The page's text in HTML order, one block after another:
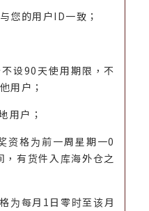
您的用户ID一致；
设90天使用期限，不
用户；
用户；
资格为前一周星期一0
有货件入库海外仓之
为每月1日零时至该月